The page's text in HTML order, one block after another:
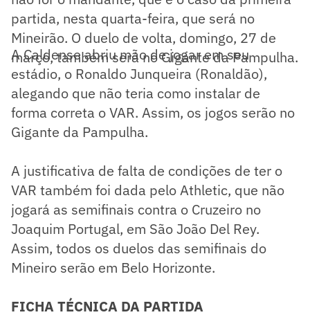
partida, nesta quarta-feira, que será no
Mineirão. O duelo de volta, domingo, 27 de
março, também será no Gigante da Pampulha.
A Caldense abriu mão de jogar em seu
estádio, o Ronaldo Junqueira (Ronaldão),
alegando que não teria como instalar de
forma correta o VAR. Assim, os jogos serão no
Gigante da Pampulha.
A justificativa de falta de condições de ter o
VAR também foi dada pelo Athletic, que não
jogará as semifinais contra o Cruzeiro no
Joaquim Portugal, em São João Del Rey.
Assim, todos os duelos das semifinais do
Mineiro serão em Belo Horizonte.
FICHA TÉCNICA DA PARTIDA